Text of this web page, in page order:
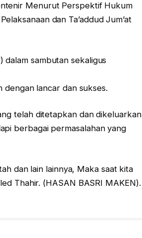
Menurut Perspektif Hukum
dan Ta’addud Jum’at
dalam sambutan sekaligus
dengan lancar dan sukses.
telah ditetapkan dan dikeluarkan
berbagai permasalahan yang
dan lain lainnya, Maka saat kita
Thahir. (HASAN BASRI MAKEN).